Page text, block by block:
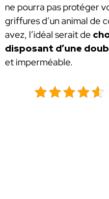
ne pourra pas protéger
griffures d’un animal de
avez, l’idéal serait de
disposant d’une
et imperméable.